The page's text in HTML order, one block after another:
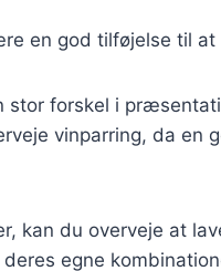
en god tilføjelse til at
stor forskel i
vinparring, da en
kan du overveje at
egne